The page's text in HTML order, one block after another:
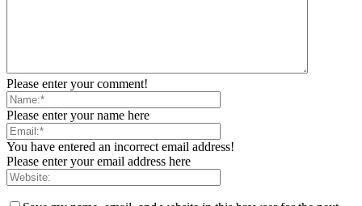
Please enter your comment!
Please enter your name here
You have entered an incorrect email address!
Please enter your email address here